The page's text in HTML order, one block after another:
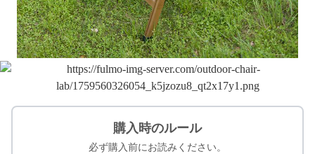
購入時のルール
必ず購入前にお読みください。